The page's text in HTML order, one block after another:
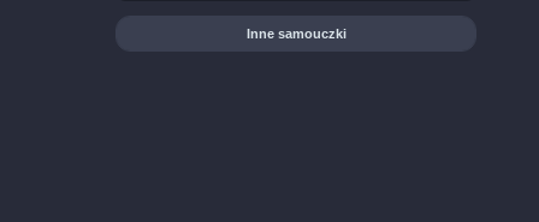
Inne samouczki